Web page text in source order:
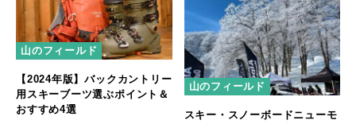
山のフィールド
【2024年版】バックカントリー
用スキーブーツ選ぶポイント＆
おすすめ4選
山のフィールド
スキー・スノーボードニューモ